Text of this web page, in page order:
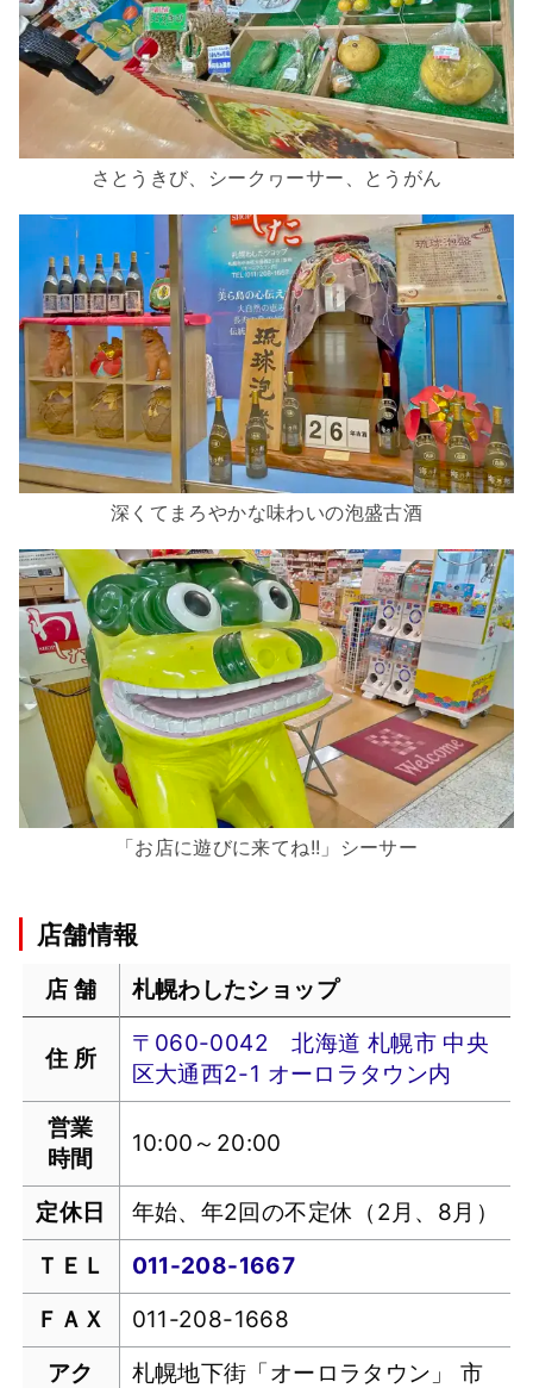
さとうきび、シークヮーサー、とうがん
深くてまろやかな味わいの泡盛古酒
「お店に遊びに来てね!!」 シーサー
店舗情報
店 舗 札幌わしたショップ
住 所
〒060-0042 北海道 札幌市 中央
区大通西2-1 オーロラタウン内
営業
時間
10:00～20:00
定休日
年始、年2回の不定休（2月、8月）
ＴＥＬ
011-208-1667
ＦＡＸ
011-208-1668
アク
札幌地下街「オーロラタウン」 市